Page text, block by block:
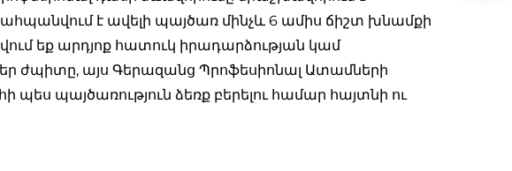
է ավելի պայծառ մինչև 6 ամիս ճիշտ խնամքի
եք արդյոք հատուկ իրադարձության կամ
ժպիտը, այս Գերազանց Պրոֆեսիոնալ Ատամների
պայծառություն ձեռք բերելու համար հայտնի ու